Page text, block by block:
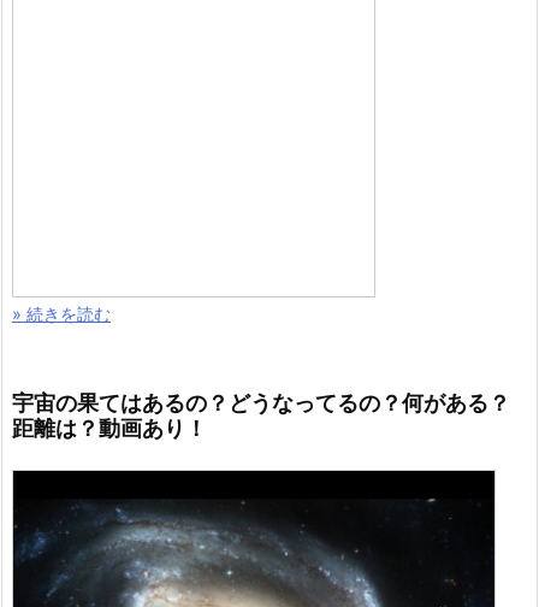
» 続きを読む
宇宙の果てはあるの？どうなってるの？何がある？
距離は？動画あり！